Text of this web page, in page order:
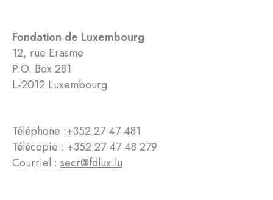
Fondation de Luxembourg
12, rue Erasme
P.O. Box 281
L-2012 Luxembourg
Téléphone :+352 27 47 481
Télécopie : +352 27 47 48 279
Courriel : secr@fdlux.lu